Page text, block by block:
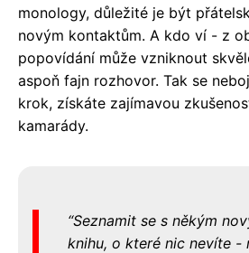
monology, důležité je být
novým kontaktům. A kdo ví - z
popovídání může vzniknout
aspoň fajn rozhovor. Tak se
krok, získáte zajímavou
kamarády.
Seznamit se s někým
knihu, o které nic nevíte -